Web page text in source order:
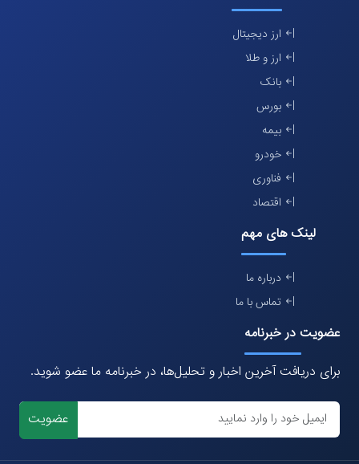
ارز دیجیتال
ارز و طلا
بانک
بورس
بیمه
خودرو
فناوری
اقتصاد
لینک های مهم
درباره ما
تماس با ما
عضویت در خبرنامه
برای دریافت آخرین اخبار و تحلیل‌ها، در خبرنامه ما عضو شوید.
عضویت